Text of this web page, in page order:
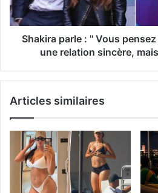
Shakira parle : '' Vous
une relation sincère,
Articles similaires